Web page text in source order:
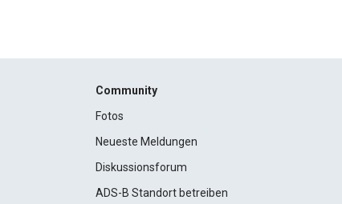
Community
Fotos
Neueste Meldungen
Diskussionsforum
ADS-B Standort betreiben